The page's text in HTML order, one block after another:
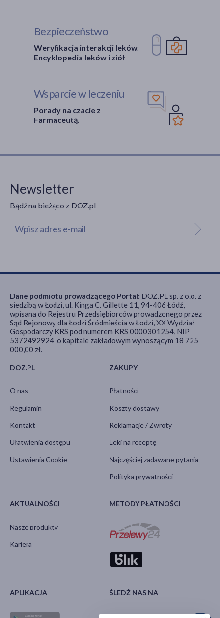
Bezpieczeństwo
Weryfikacja interakcji leków.
Encyklopedia leków i ziół
Wsparcie w leczeniu
Porady na czacie z
Farmaceutą.
Newsletter
Bądź na bieżąco z DOZ.pl
DOZ.PL
O nas
Regulamin
Kontakt
Ułatwienia dostępu
Ustawienia Cookie
ZAKUPY
Płatności
Koszty dostawy
Reklamacje / Zwroty
Leki na receptę
Najczęściej zadawane pytania
Polityka prywatności
AKTUALNOŚCI
Nasze produkty
Kariera
METODY PŁATNOŚCI
APLIKACJA ŚLEDŹ NAS NA
Dane podmiotu prowadzącego Portal: DOZ.PL sp. z o.o. z
siedzibą w Łodzi, ul. Kinga C. Gillette 11, 94-406 Łódź,
wpisana do Rejestru Przedsiębiorców prowadzonego przez
Sąd Rejonowy dla Łodzi Śródmieścia w Łodzi, XX Wydział
Gospodarczy KRS pod numerem KRS 0000301254, NIP
5372492924, o kapitale zakładowym wynoszącym 18 725
000,00 zł.